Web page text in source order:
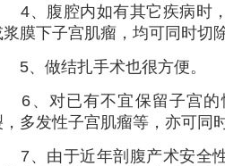
、腹腔内如有其它疾病时，
浆膜下子宫肌瘤，均可同时切
、做结扎手术也很方便。
、对已有不宜保留子宫的
，多发性子宫肌瘤等，亦可同
、由于近年剖腹产术安全性